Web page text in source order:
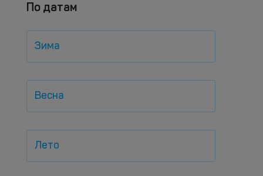
По датам
Зима
Весна
Лето